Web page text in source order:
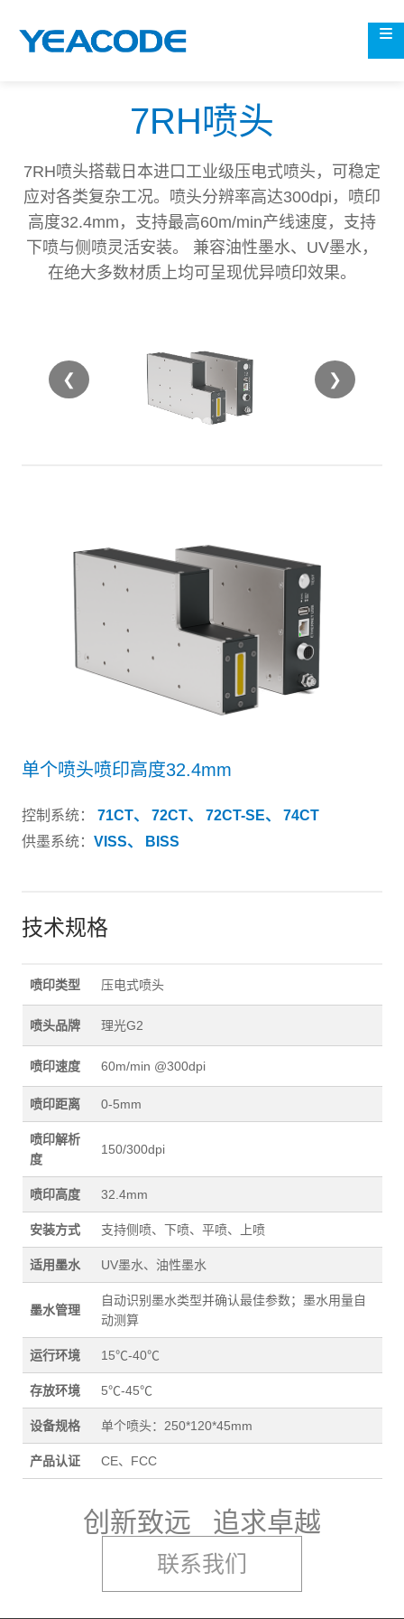
7RH喷头
7RH喷头搭载日本进口工业级压电式喷头，可稳定
应对各类复杂工况。喷头分辨率高达300dpi，喷印
高度32.4mm，支持最高60m/min产线速度，支持
下喷与侧喷灵活安装。 兼容油性墨水、UV墨水，
在绝大多数材质上均可呈现优异喷印效果。
❮ ❯
单个喷头喷印高度32.4mm
控制系统：71CT、 72CT、 72CT-SE、
74CT
供墨系统：VISS、 BISS
技术规格
喷印类型 压电式喷头
喷头品牌 理光G2
喷印速度 60m/min @300dpi
喷印距离 0-5mm
喷印解析
度
150/300dpi
喷印高度 32.4mm
安装方式 支持侧喷、下喷、平喷、上喷
适用墨水 UV墨水、油性墨水
墨水管理
自动识别墨水类型并确认最佳参数；墨水用量自
动测算
运行环境 15℃-40℃
存放环境 5℃-45℃
设备规格 单个喷头：250*120*45mm
产品认证 CE、FCC
创新致远 追求卓越
联系我们